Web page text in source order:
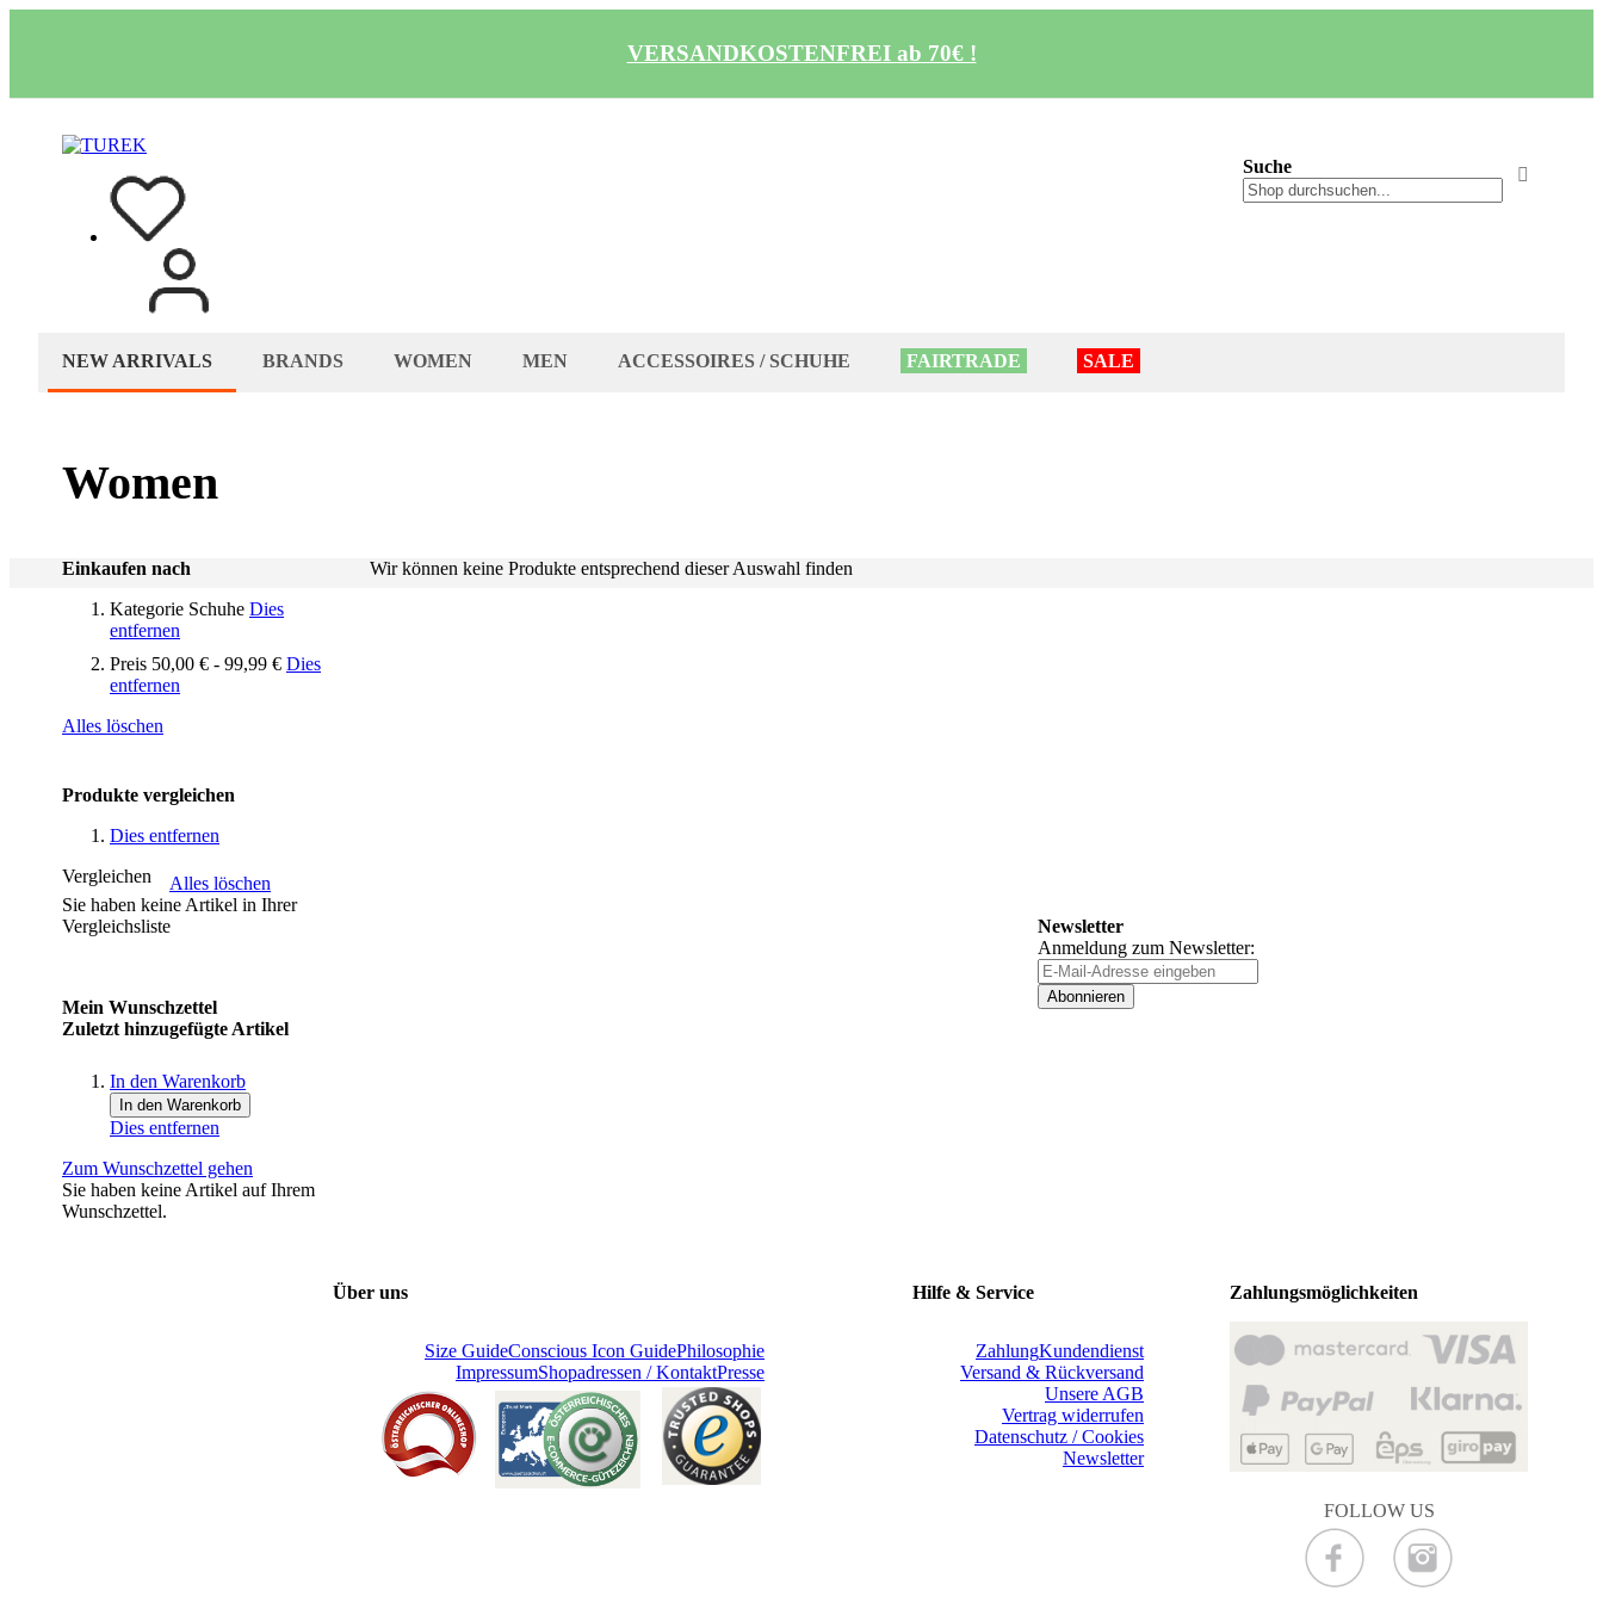
VERSANDKOSTENFREI ab 70€ !
Suche
Suche
NEW ARRIVALS BRANDS WOMEN MEN ACCESSOIRES / SCHUHE FAIRTRADE SALE
Women
Wir können keine Produkte entsprechend dieser Auswahl finden
Einkaufen nach
Kategorie Schuhe Dies
entfernen
Preis 50,00 € - 99,99 € Dies
entfernen
Alles löschen
Produkte vergleichen
Dies entfernen
Vergleichen
Alles löschen
Sie haben keine Artikel in Ihrer
Vergleichsliste
Mein Wunschzettel
Zuletzt hinzugefügte Artikel
In den Warenkorb
In den Warenkorb
Dies entfernen
Zum Wunschzettel gehen
Sie haben keine Artikel auf Ihrem
Wunschzettel.
Newsletter
Anmeldung zum Newsletter:
Abonnieren
Über uns
Philosophie
Conscious Icon Guide
Size Guide
Presse
Shopadressen / Kontakt
Impressum
Hilfe & Service
Kundendienst
Zahlung
Versand & Rückversand
Unsere AGB
Vertrag widerrufen
Datenschutz / Cookies
Newsletter
Zahlungsmöglichkeiten
FOLLOW US